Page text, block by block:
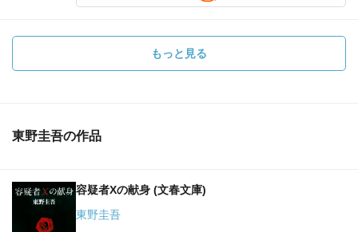
もっと見る
東野圭吾の作品
容疑者Xの献身 (文春文庫)
東野圭吾